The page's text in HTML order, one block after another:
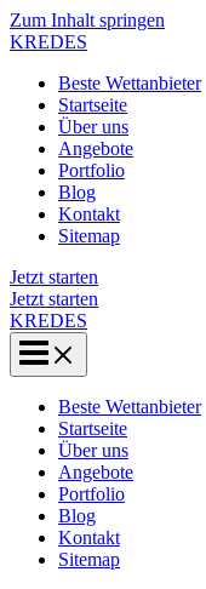
Zum Inhalt springen
KREDES
Beste Wettanbieter
Startseite
Über uns
Angebote
Portfolio
Blog
Kontakt
Sitemap
Jetzt starten
Jetzt starten
KREDES
Beste Wettanbieter
Startseite
Über uns
Angebote
Portfolio
Blog
Kontakt
Sitemap